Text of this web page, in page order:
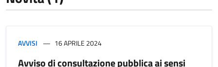
AVVISI 16 APRILE 2024
Avviso di consultazione pubblica ai sensi